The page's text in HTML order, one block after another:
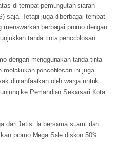
di tempat pemungutan siaran
saja. Tetapi juga diberbagai tempat
menawarkan berbagai promo dengan
tanda tinta pencoblosan.
dengan menggunakan tanda tinta
melakukan pencoblosan ini juga
dimanfaatkan oleh warga untuk
ke Pemandian Sekarsari Kota
dari Jetis. Ia bersama suami dan
promo Mega Sale diskon 50%.